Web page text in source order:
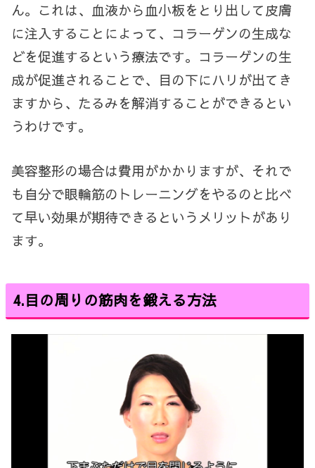
ん。これは、血液から血小板をとり出して皮膚
に注入することによって、コラーゲンの生成な
どを促進するという療法です。コラーゲンの生
成が促進されることで、目の下にハリが出てき
ますから、たるみを解消することができるとい
うわけです。
美容整形の場合は費用がかかりますが、それで
も自分で眼輪筋のトレーニングをやるのと比べ
て早い効果が期待できるというメリットがあり
ます。
4.目の周りの筋肉を鍛える方法